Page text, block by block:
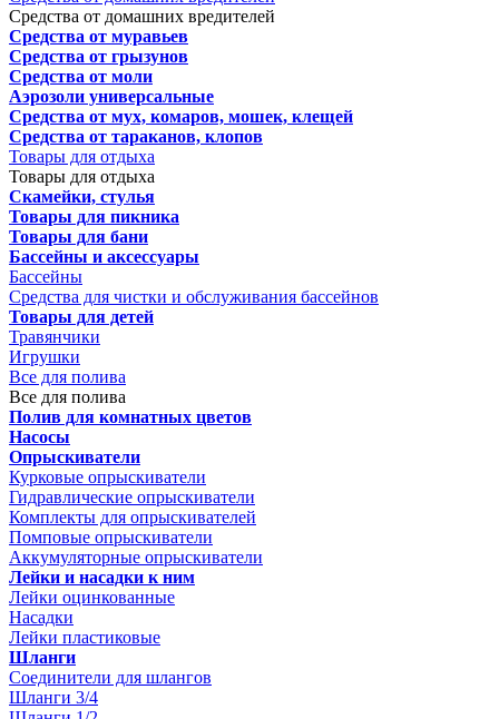
Средства от домашних вредителей
Средства от муравьев
Средства от грызунов
Средства от моли
Аэрозоли универсальные
Средства от мух, комаров, мошек, клещей
Средства от тараканов, клопов
Товары для отдыха
Товары для отдыха
Скамейки, стулья
Товары для пикника
Товары для бани
Бассейны и аксессуары
Бассейны
Средства для чистки и обслуживания бассейнов
Товары для детей
Травянчики
Игрушки
Все для полива
Все для полива
Полив для комнатных цветов
Насосы
Опрыскиватели
Курковые опрыскиватели
Гидравлические опрыскиватели
Комплекты для опрыскивателей
Помповые опрыскиватели
Аккумуляторные опрыскиватели
Лейки и насадки к ним
Лейки оцинкованные
Насадки
Лейки пластиковые
Шланги
Соединители для шлангов
Шланги 3/4